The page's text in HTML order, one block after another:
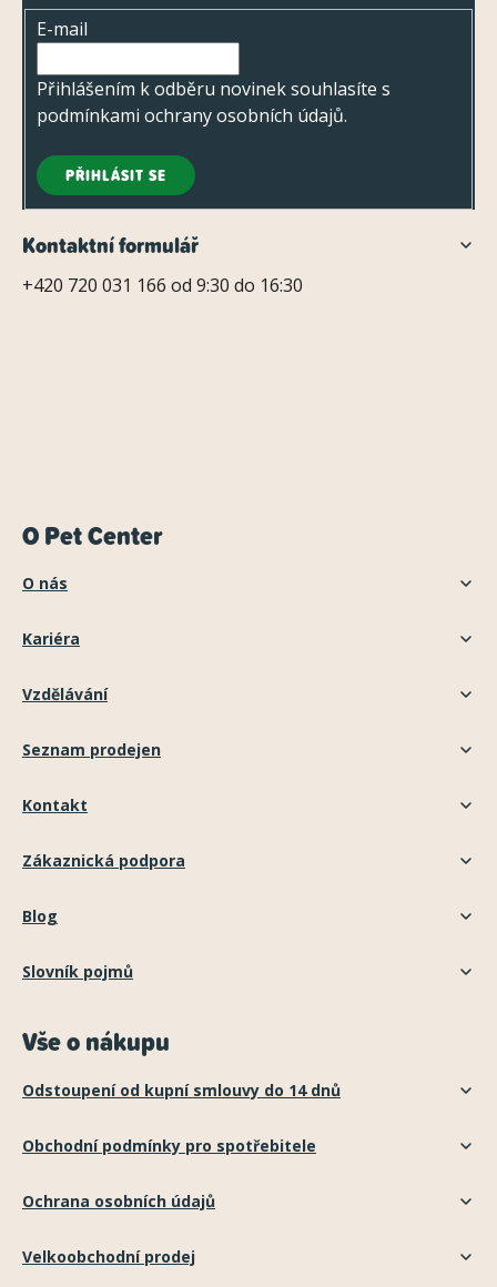
E-mail
Přihlášením k odběru novinek souhlasíte s
podmínkami ochrany osobních údajů.
PŘIHLÁSIT SE
Kontaktní formulář
+420 720 031 166 od 9:30 do 16:30
O Pet Center
O nás
Kariéra
Vzdělávání
Seznam prodejen
Kontakt
Zákaznická podpora
Blog
Slovník pojmů
Vše o nákupu
Odstoupení od kupní smlouvy do 14 dnů
Obchodní podmínky pro spotřebitele
Ochrana osobních údajů
Velkoobchodní prodej